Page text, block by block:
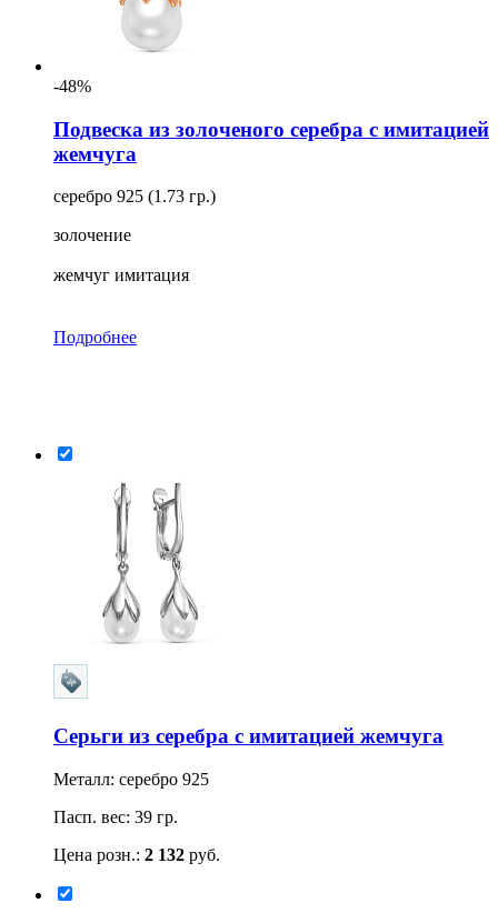
-48%
Подвеска из золоченого серебра с имитацией
жемчуга
серебро 925 (1.73 гр.)
золочение
жемчуг имитация
Подробнее
Серьги из серебра с имитацией жемчуга
Металл: серебро 925
Пасп. вес: 39 гр.
Цена розн.: 2 132 руб.